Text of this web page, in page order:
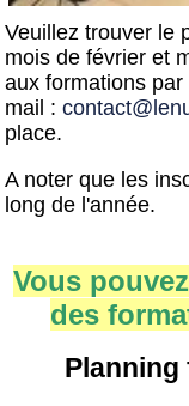
Veuillez trouver le
mois de février et
aux formations
mail :
place.
A noter que les
long de l'année.
Vous
des